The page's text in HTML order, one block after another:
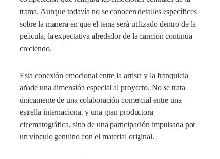
trama. Aunque todavía no se conocen detalles específicos
sobre la manera en que el tema será utilizado dentro de la
película, la expectativa alrededor de la canción continúa
creciendo.
Esta conexión emocional entre la artista y la franquicia
añade una dimensión especial al proyecto. No se trata
únicamente de una colaboración comercial entre una
estrella internacional y una gran productora
cinematográfica, sino de una participación impulsada por
un vínculo genuino con el material original.